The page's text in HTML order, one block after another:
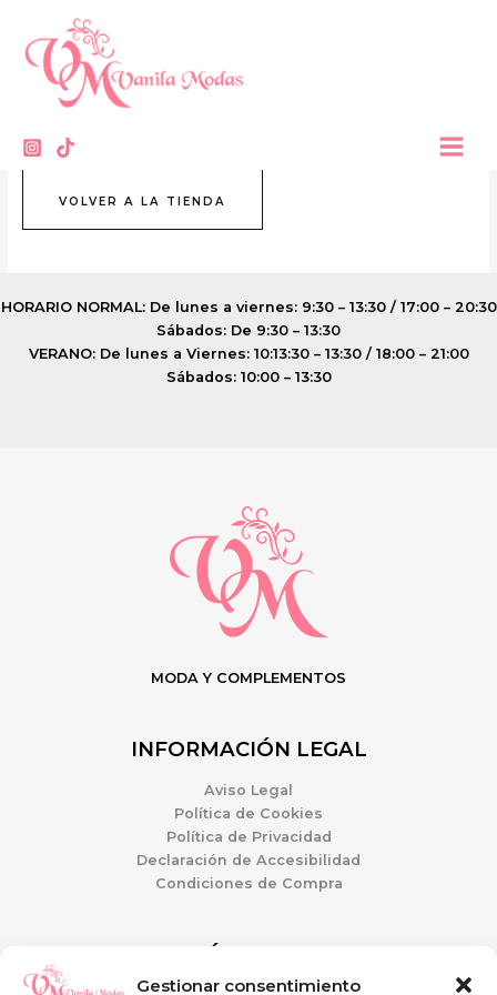
Gestionar consentimiento
contenido
Carrito
Tu carrito está vacío.
VOLVER A LA TIENDA
HORARIO NORMAL: De lunes a viernes: 9:30 – 13:30 / 17:00 – 20:30
Sábados: De 9:30 – 13:30
VERANO: De lunes a Viernes: 10:13:30 – 13:30 / 18:00 – 21:00
Sábados: 10:00 – 13:30
MODA Y COMPLEMENTOS
INFORMACIÓN LEGAL
Aviso Legal
Política de Cookies
Política de Privacidad
Declaración de Accesibilidad
Condiciones de Compra
ATENCIÓN AL CLIENTE